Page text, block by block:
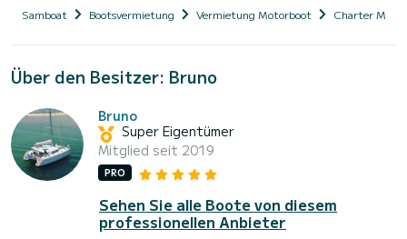
Samboat Bootsvermietung Vermietung Motorboot Charter
Über den Besitzer: Bruno
Bruno
Super Eigentümer
Mitglied seit 2019
PRO
Sehen Sie alle Boote von diesem
professionellen Anbieter